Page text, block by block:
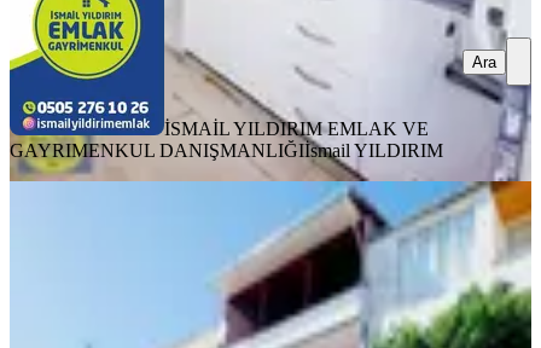
İSMAİL YILDIRIM EMLAK VE
GAYRIMENKUL DANIŞMANLIĞIİsmail YILDIRIM
Ara
Satlık 2 Katlı, 2 Ayrı Tapulu, Müstakil
Lüks Bina
Onikişubat, Süleymanşah Mahallesi
·160 m²·06.08.2026